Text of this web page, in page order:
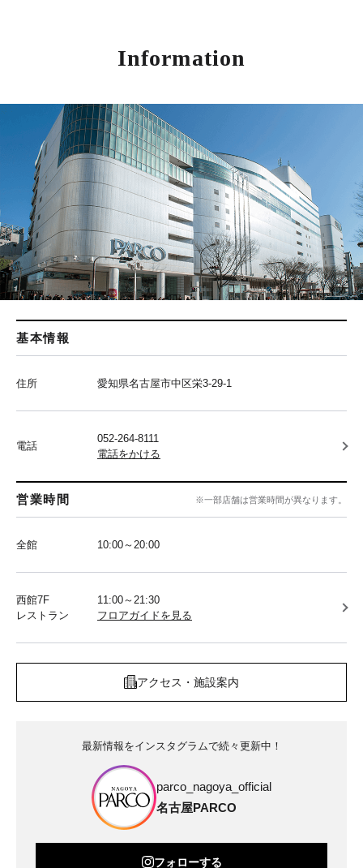
Information
基本情報
住所 愛知県名古屋市中区栄3-29-1
電話
052-264-8111
電話をかける
営業時間 ※一部店舗は営業時間が異なります。
全館 10:00～20:00
西館7F
レストラン
11:00～21:30
フロアガイドを見る
アクセス・施設案内
最新情報をインスタグラムで続々更新中！
parco_nagoya_official
名古屋PARCO
フォローする